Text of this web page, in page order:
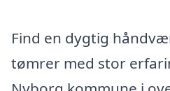
Find en dygtig
tømrer med stor